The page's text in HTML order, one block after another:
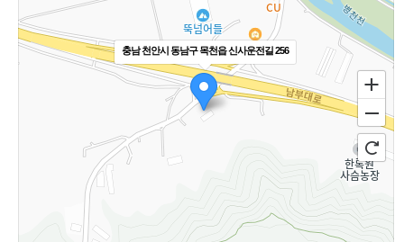
충남 천안시 동남구 목천읍 신사운전길 256